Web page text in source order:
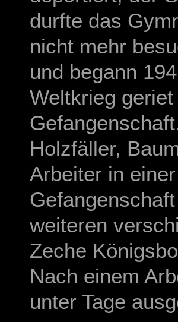
durfte das
nicht mehr
und begann
Weltkrieg
Holzfäller,
Arbeiter in
weiteren
Zeche
Nach einem
unter Tage